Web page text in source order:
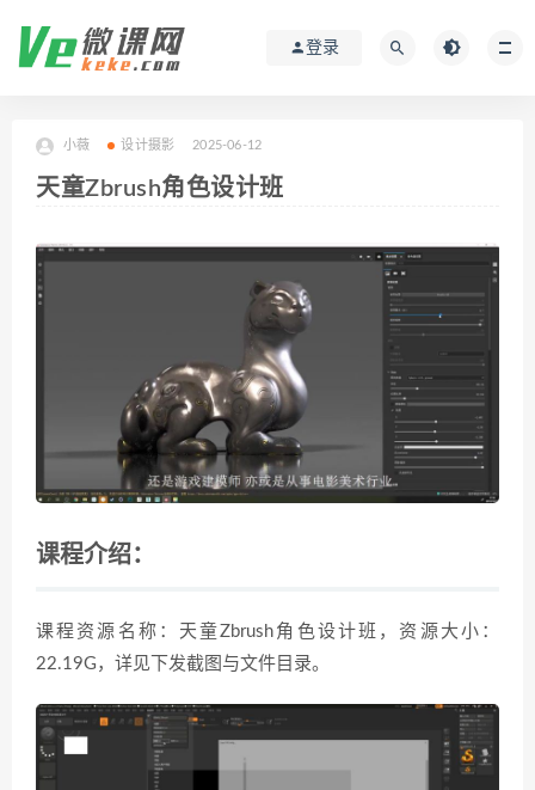
登录
小薇 设计摄影 2025-06-12
天童Zbrush角色设计班
课程介绍：
课程资源名称：天童Zbrush角色设计班，资源大小：
22.19G，详见下发截图与文件目录。